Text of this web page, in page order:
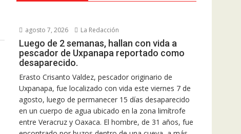
agosto 7, 2026 La Redacción
Luego de 2 semanas, hallan con vida a
pescador de Uxpanapa reportado como
desaparecido.
Erasto Crisanto Valdez, pescador originario de
Uxpanapa, fue localizado con vida este viernes 7 de
agosto, luego de permanecer 15 días desaparecido
en un cuerpo de agua ubicado en la zona limítrofe
entre Veracruz y Oaxaca. El hombre, de 31 años, fue